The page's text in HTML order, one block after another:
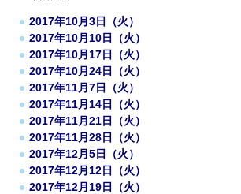
2017年10月3日（火）
2017年10月10日（火）
2017年10月17日（火）
2017年10月24日（火）
2017年11月7日（火）
2017年11月14日（火）
2017年11月21日（火）
2017年11月28日（火）
2017年12月5日（火）
2017年12月12日（火）
2017年12月19日（火）